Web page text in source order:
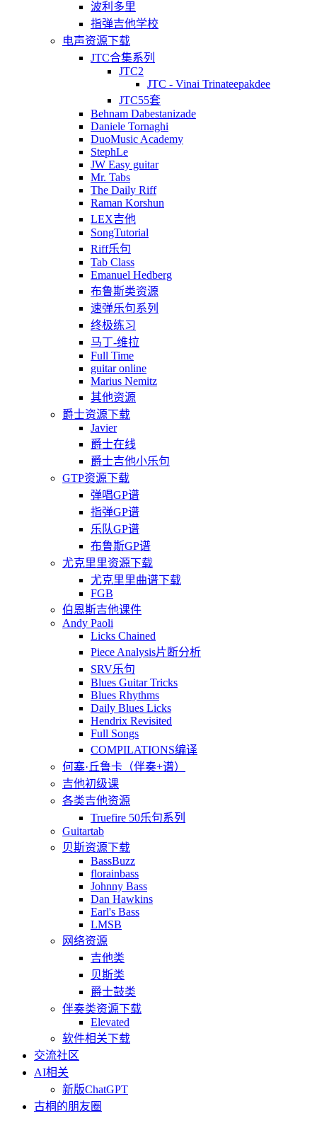
波利多里
指弹吉他学校
电声资源下载
JTC合集系列
JTC2
JTC - Vinai Trinateepakdee
JTC55套
Behnam Dabestanizade
Daniele Tornaghi
DuoMusic Academy
StephLe
JW Easy guitar
Mr. Tabs
The Daily Riff
Raman Korshun
LEX吉他
SongTutorial
Riff乐句
Tab Class
Emanuel Hedberg
布鲁斯类资源
速弹乐句系列
终极练习
马丁-维拉
Full Time
guitar online
Marius Nemitz
其他资源
爵士资源下载
Javier
爵士在线
爵士吉他小乐句
GTP资源下载
弹唱GP谱
指弹GP谱
乐队GP谱
布鲁斯GP谱
尤克里里资源下载
尤克里里曲谱下载
FGB
伯恩斯吉他课件
Andy Paoli
Licks Chained
Piece Analysis片断分析
SRV乐句
Blues Guitar Tricks
Blues Rhythms
Daily Blues Licks
Hendrix Revisited
Full Songs
COMPILATIONS编译
何塞·丘鲁卡（伴奏+谱）
吉他初级课
各类吉他资源
Truefire 50乐句系列
Guitartab
贝斯资源下载
BassBuzz
florainbass
Johnny Bass
Dan Hawkins
Earl's Bass
LMSB
网络资源
吉他类
贝斯类
爵士鼓类
伴奏类资源下载
Elevated
软件相关下载
交流社区
AI相关
新版ChatGPT
古桐的朋友圈